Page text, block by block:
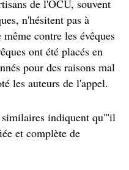
de l'OCU, souvent
n'hésitent pas à
contre les évêques
ont été placés en
pour des raisons mal
les auteurs de l'appel.
indiquent qu'"il
et complète de